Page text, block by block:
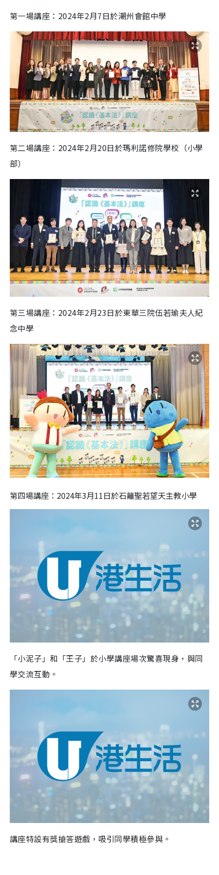
第一場講座：2024年2月7日於潮州會館中學
第二場講座：2024年2月20日於瑪利諾修院學校（小學
部）
第三場講座：2024年2月23日於東華三院伍若瑜夫人紀
念中學
第四場講座：2024年3月11日於石籬聖若望天主教小學
「小泥子」和「王子」於小學講座場次驚喜現身，與同
學交流互動。
講座特設有獎搶答遊戲，吸引同學積極參與。